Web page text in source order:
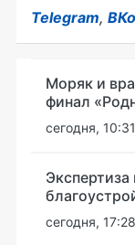
Telegram,
Моряк и
финал
сегодня, 10:31
сегодня, 17:28